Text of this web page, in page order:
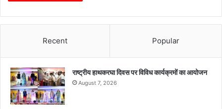
Recent Popular
राष्ट्रीय हाथकरघा दिवस पर विविध कार्यक्रमों का आयोजन
August 7, 2026